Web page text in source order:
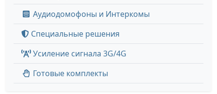
Аудиодомофоны и Интеркомы
Специальные решения
Усиление сигнала 3G/4G
Готовые комплекты